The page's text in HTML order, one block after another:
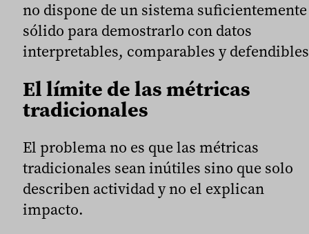
no dispone de un sistema suficientemente
sólido para demostrarlo con datos
interpretables, comparables y
El límite de las métricas
tradicionales
El problema no es que las métricas
tradicionales sean inútiles sino que solo
describen actividad y no el explican
impacto.